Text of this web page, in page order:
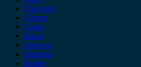
Chevrolet
Citroen
Cupra
Dacia
Daewoo
Daihatsu
Dodge